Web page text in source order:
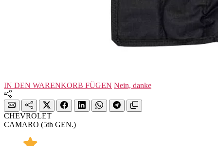
IN DEN WARENKORB FÜGEN Nein, danke
CHEVROLET
CAMARO (5th GEN.)